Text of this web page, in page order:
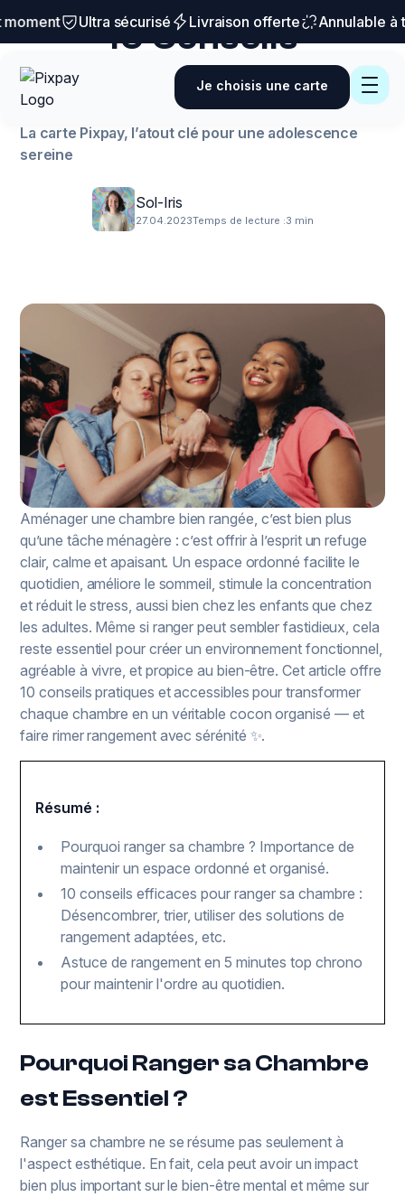
Ultra sécurisé Livraison offerte Annulable à
Je choisis une carte
Conseils et astuces
10 Conseils
Efficaces pour
Ranger sa Chambre
La carte Pixpay, l’atout clé pour une adolescence
sereine
Sol-Iris
27.04.2023Temps de lecture :3 min
Aménager une chambre bien rangée, c’est bien plus
qu’une tâche ménagère : c’est offrir à l’esprit un refuge
clair, calme et apaisant. Un espace ordonné facilite le
quotidien, améliore le sommeil, stimule la concentration
et réduit le stress, aussi bien chez les enfants que chez
les adultes. Même si ranger peut sembler fastidieux, cela
reste essentiel pour créer un environnement fonctionnel,
agréable à vivre, et propice au bien-être. Cet article offre
10 conseils pratiques et accessibles pour transformer
chaque chambre en un véritable cocon organisé — et
faire rimer rangement avec sérénité ✨.
Résumé :
Pourquoi ranger sa chambre ? Importance de
maintenir un espace ordonné et organisé.
10 conseils efficaces pour ranger sa chambre :
Désencombrer, trier, utiliser des solutions de
rangement adaptées, etc.
Astuce de rangement en 5 minutes top chrono
pour maintenir l'ordre au quotidien.
Pourquoi Ranger sa Chambre
est Essentiel ?
Ranger sa chambre ne se résume pas seulement à
l'aspect esthétique. En fait, cela peut avoir un impact
bien plus important sur le bien-être mental et même sur